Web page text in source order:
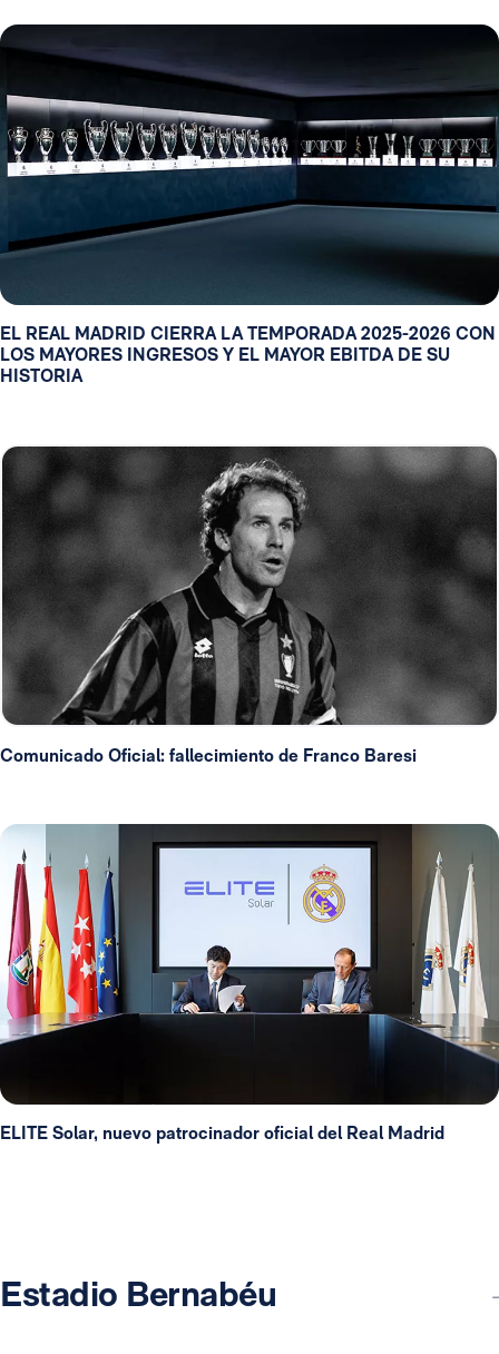
EL REAL MADRID CIERRA LA TEMPORADA 2025-2026 CON
LOS MAYORES INGRESOS Y EL MAYOR EBITDA DE SU
HISTORIA
Comunicado Oficial: fallecimiento de Franco Baresi
ELITE Solar, nuevo patrocinador oficial del Real Madrid
Estadio Bernabéu